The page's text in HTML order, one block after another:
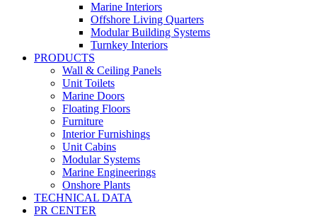
Marine Interiors
Offshore Living Quarters
Modular Building Systems
Turnkey Interiors
PRODUCTS
Wall & Ceiling Panels
Unit Toilets
Marine Doors
Floating Floors
Furniture
Interior Furnishings
Unit Cabins
Modular Systems
Marine Engineerings
Onshore Plants
TECHNICAL DATA
PR CENTER